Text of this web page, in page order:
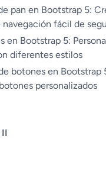
pan en Bootstrap 5:
navegación fácil de
en Bootstrap 5:
diferentes estilos
botones en Bootstrap
personalizados